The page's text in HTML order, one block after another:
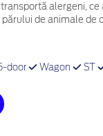
alergeni,
de animale de
door Wagon ST